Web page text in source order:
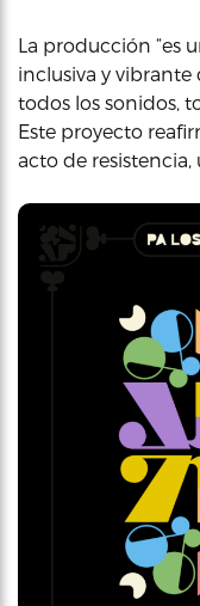
La producción “es
inclusiva y
todos los sonidos,
Este proyecto
acto de resistencia,